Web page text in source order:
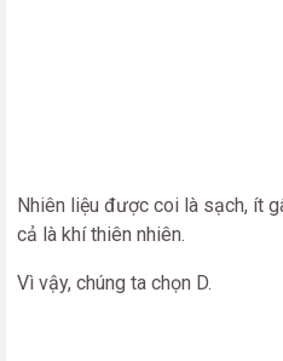
Nhiên liệu được coi là sạch, ít
cả là khí thiên nhiên.
Vì vậy, chúng ta chọn D.